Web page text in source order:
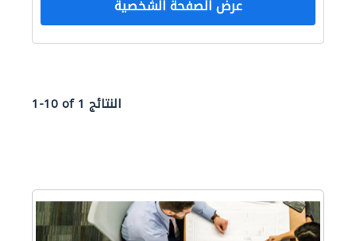
عرض الصفحة الشخصية
1-10 of 1 النتائج